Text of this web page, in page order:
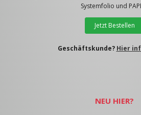
Systemfolio und
Jetzt Bestellen
Geschäftskunde? Hier
NEU HIER?